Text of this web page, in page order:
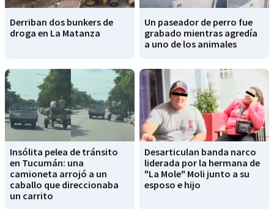
Derriban dos bunkers de
droga en La Matanza
Un paseador de perro fue
grabado mientras agredía
a uno de los animales
Insólita pelea de tránsito
en Tucumán: una
camioneta arrojó a un
caballo que direccionaba
un carrito
Desarticulan banda narco
liderada por la hermana de
"La Mole" Moli junto a su
esposo e hijo